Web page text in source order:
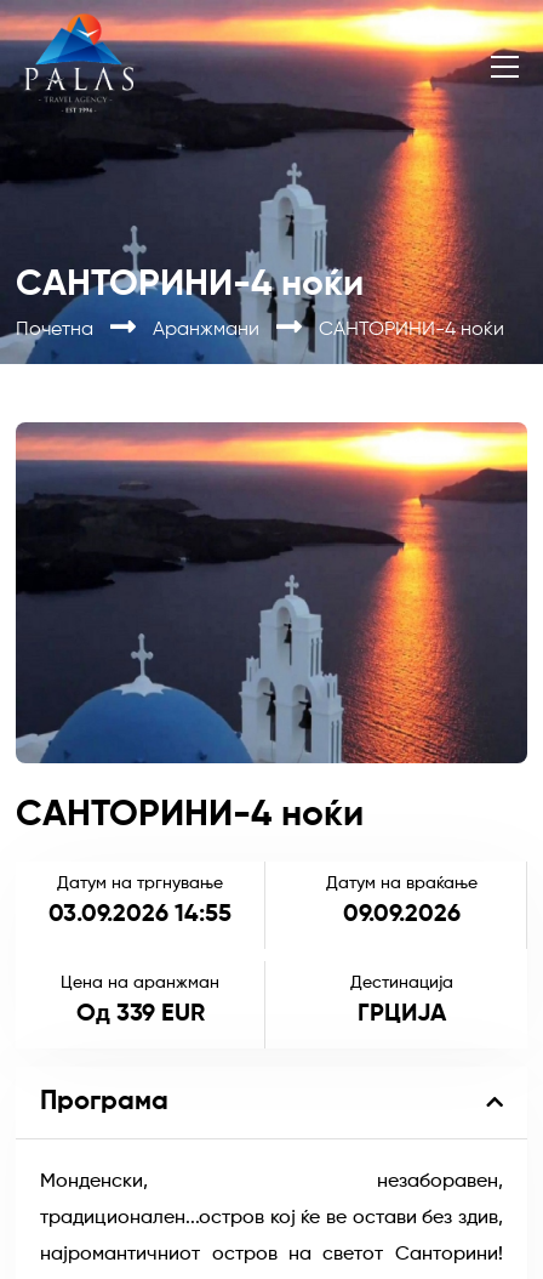
САНТОРИНИ-4 ноќи
Почетна Аранжмани САНТОРИНИ-4 ноќи
САНТОРИНИ-4 ноќи
Датум на тргнување
03.09.2026 14:55
Датум на враќање
09.09.2026
Цена на аранжман
Од 339 EUR
Дестинација
ГРЦИЈА
Програма
Монденски, незаборавен,
традиционален...остров кој ќе ве остави без здив,
најромантичниот остров на светот Санторини!